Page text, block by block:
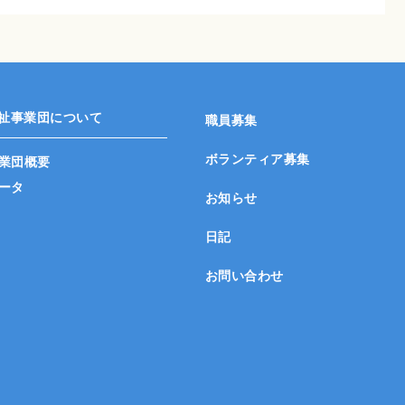
事業団について
団概要
タ
職員募集
ボランティア募集
お知らせ
日記
お問い合わせ